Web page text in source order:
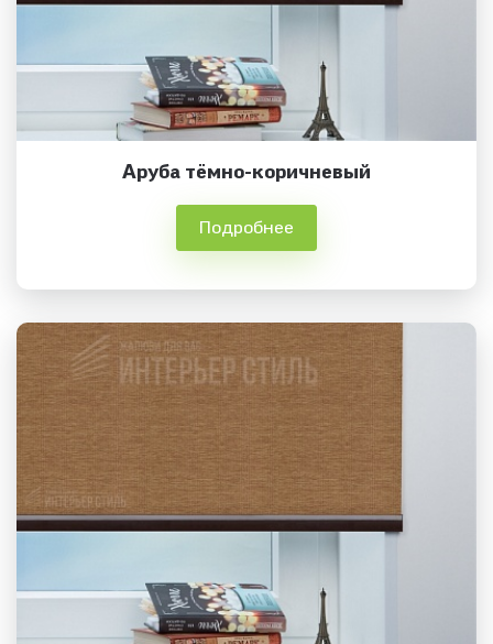
Аруба тёмно-коричневый
Подробнее